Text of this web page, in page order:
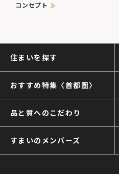
コンセプト
住まいを探す
おすすめ特集〈首都圏〉
品と質へのこだわり
すまいのメンバーズ